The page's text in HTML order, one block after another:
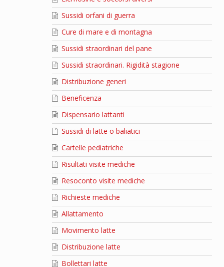
Sussidi orfani di guerra
Cure di mare e di montagna
Sussidi straordinari del pane
Sussidi straordinari. Rigidità stagione
Distribuzione generi
Beneficenza
Dispensario lattanti
Sussidi di latte o baliatici
Cartelle pediatriche
Risultati visite mediche
Resoconto visite mediche
Richieste mediche
Allattamento
Movimento latte
Distribuzione latte
Bollettari latte